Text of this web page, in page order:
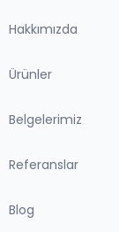
Hakkımızda
Ürünler
Belgelerimiz
Referanslar
Blog